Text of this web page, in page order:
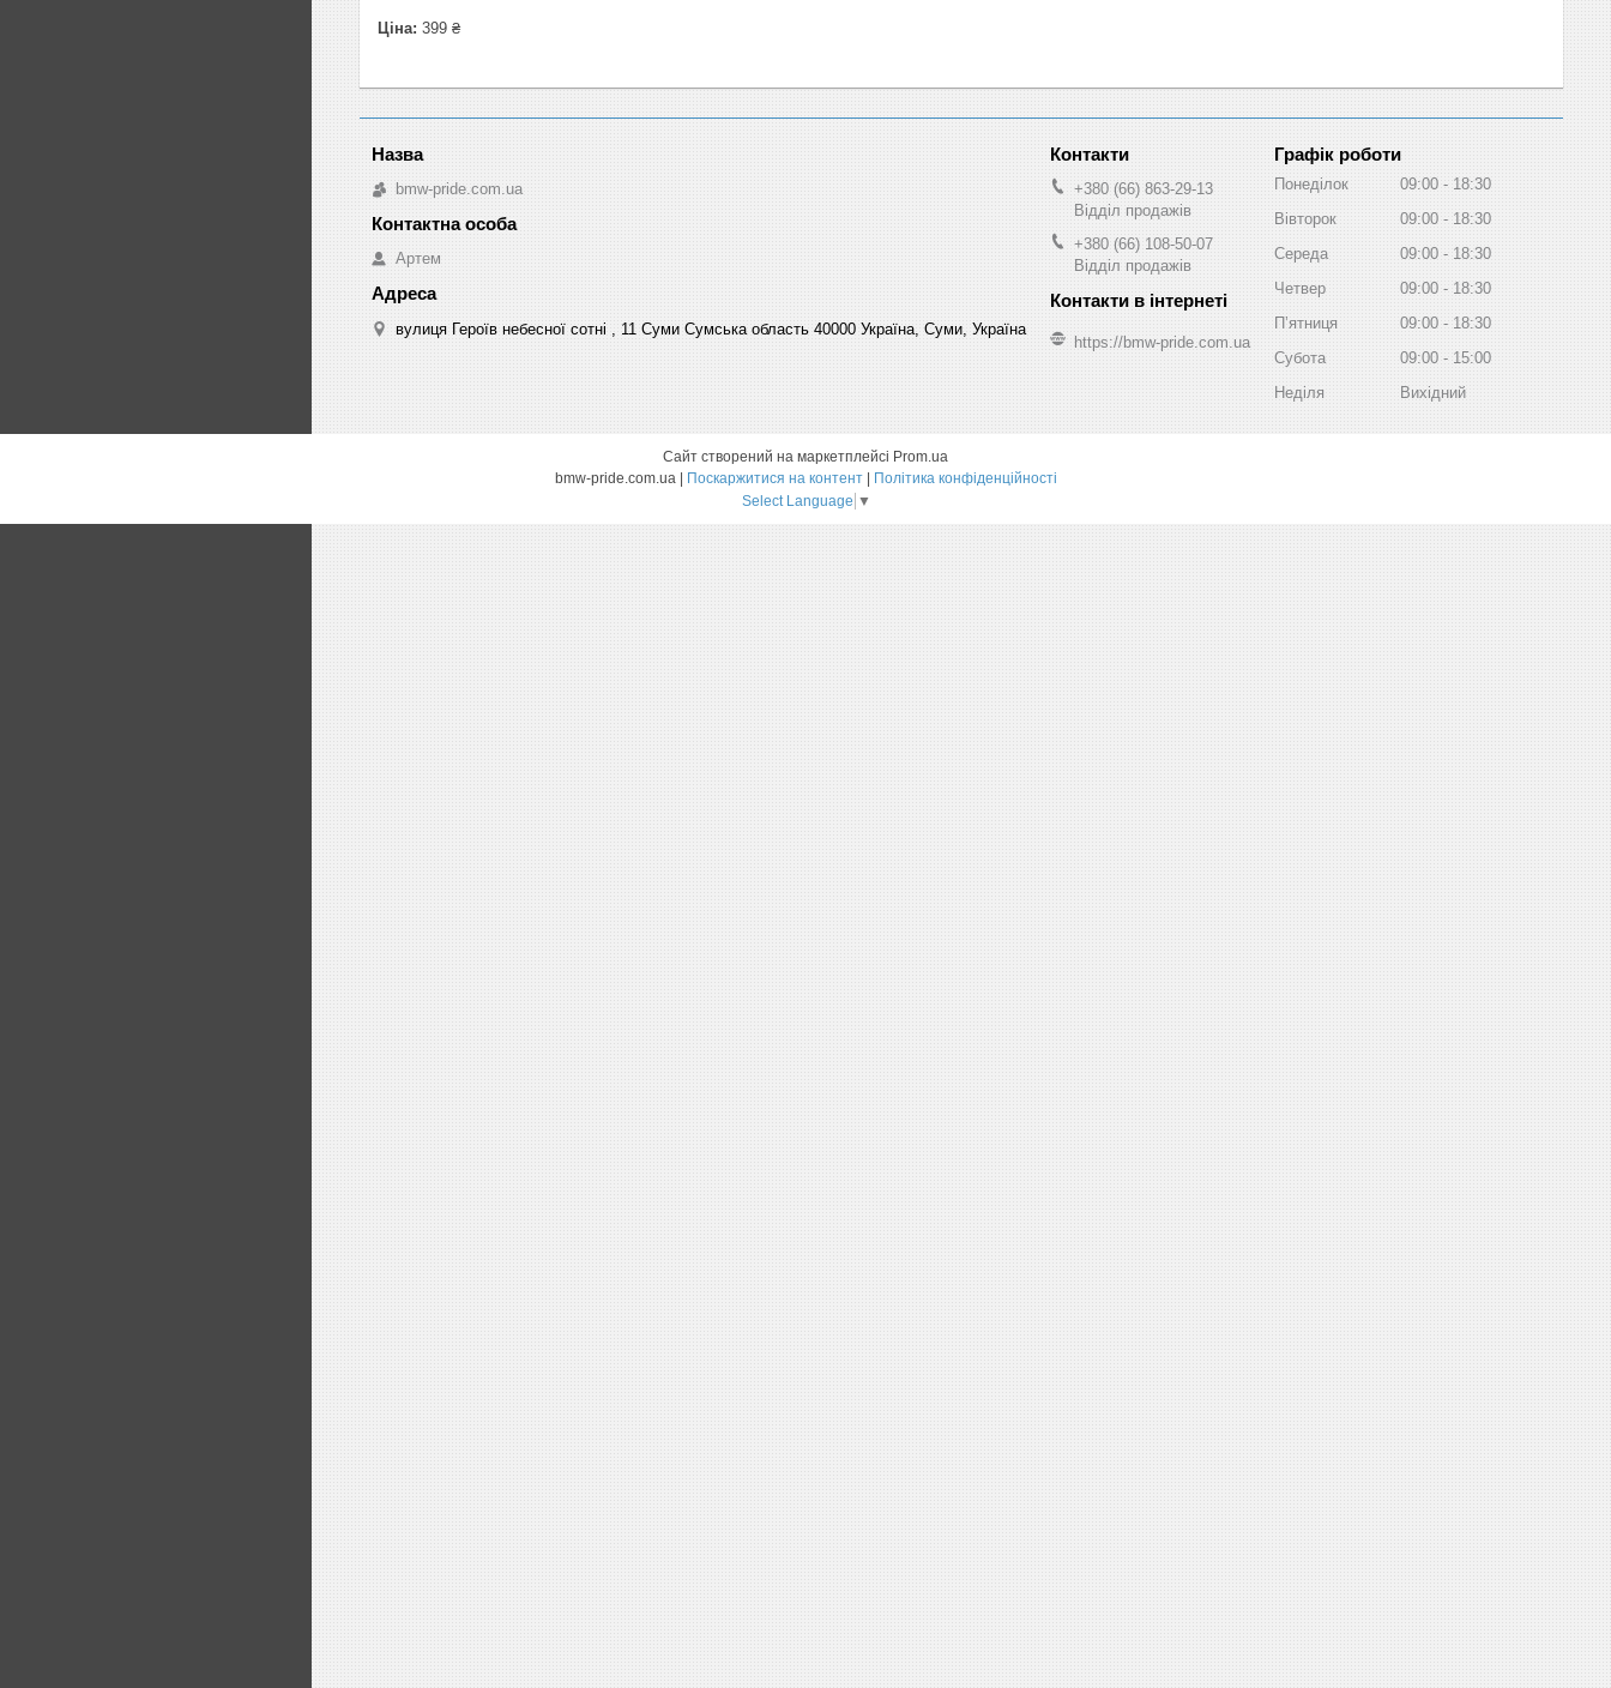
Ціна: 399 ₴
bmw-pride.com.ua
Артем
вулиця Героїв небесної сотні , 11 Суми Сумська область 40000 Україна, Суми, Україна
+380 (66) 863-29-13
Відділ продажів
+380 (66) 108-50-07
Відділ продажів
https://bmw-pride.com.ua
Графік роботи
Понеділок 09:00
18:30
Вівторок
09:00
18:30
Середа
09:00
18:30
Четвер
09:00
18:30
Пʼятниця
09:00
18:30
Субота
09:00
15:00
Неділя
Вихідний
Сайт створений на маркетплейсі Prom.ua
Поскаржитися на контент
Політика конфіденційності
Select Language ▼